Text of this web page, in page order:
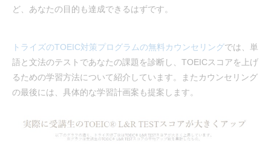
ど、あなたの目的も達成できるはずです。
トライズのTOEIC対策プログラムの無料カウンセリングでは、単
語と文法のテストであなたの課題を診断し、TOEICスコアを上げ
るための学習方法について紹介しています。またカウンセリング
の最後には、具体的な学習計画案も提案します。